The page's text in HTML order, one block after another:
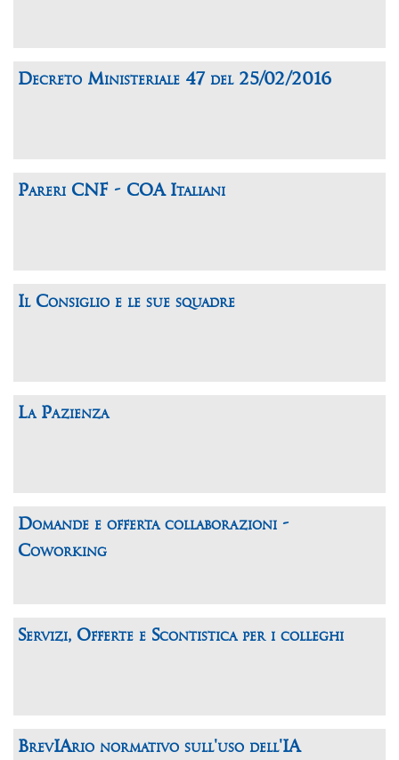
Decreto Ministeriale 47 del 25/02/2016
Pareri CNF - COA Italiani
Il Consiglio e le sue squadre
La Pazienza
Domande e offerta collaborazioni -
Coworking
Servizi, Offerte e Scontistica per i colleghi
BrevIArio normativo sull'uso dell'IA